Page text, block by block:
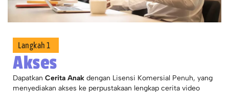
Langkah 1
Akses
Dapatkan Cerita Anak dengan Lisensi Komersial Penuh, yang
menyediakan akses ke perpustakaan lengkap cerita video